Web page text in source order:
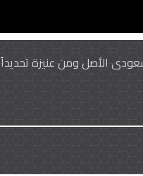
الأصل ومن عنيزة تحديداً